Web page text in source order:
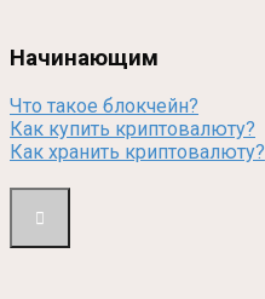
Начинающим
Что такое блокчейн?
Как купить криптовалюту?
Как хранить криптовалюту?